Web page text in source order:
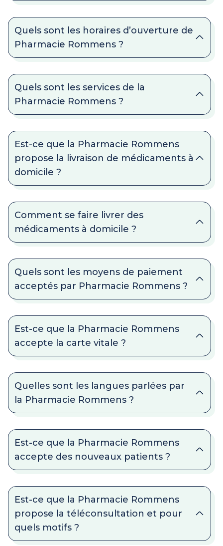
Quels sont les horaires d’ouverture de
Pharmacie Rommens ?
Quels sont les services de la
Pharmacie Rommens ?
Est-ce que la Pharmacie Rommens
propose la livraison de médicaments à
domicile ?
Comment se faire livrer des
médicaments à domicile ?
Quels sont les moyens de paiement
acceptés par Pharmacie Rommens ?
Est-ce que la Pharmacie Rommens
accepte la carte vitale ?
Quelles sont les langues parlées par
la Pharmacie Rommens ?
Est-ce que la Pharmacie Rommens
accepte des nouveaux patients ?
Est-ce que la Pharmacie Rommens
propose la téléconsultation et pour
quels motifs ?